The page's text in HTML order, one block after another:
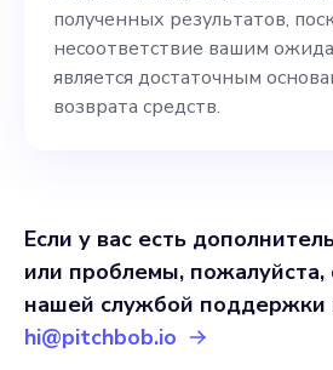
полученных результатов,
несоответствие вашим
является достаточным
возврата средств.
Если у вас есть
или проблемы, пожалуйста,
нашей службой поддержки
hi@pitchbob.io